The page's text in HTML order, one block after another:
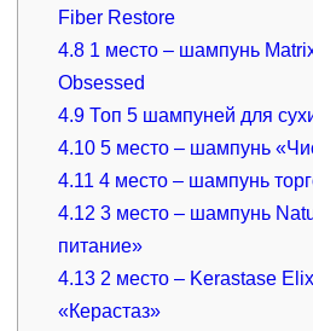
Fiber Restore
4.8 1 место – шампунь
Obsessed
4.9 Топ 5 шампуней для
4.10 5 место – шампунь
4.11 4 место – шампунь
4.12 3 место – шампунь
питание»
4.13 2 место – Kerastase
«Керастаз»